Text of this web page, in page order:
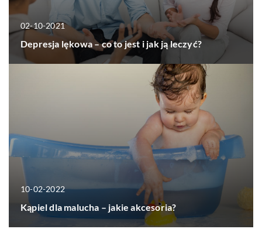
02-10-2021
Depresja lękowa – co to jest i jak ją leczyć?
10-02-2022
Kąpiel dla malucha – jakie akcesoria?